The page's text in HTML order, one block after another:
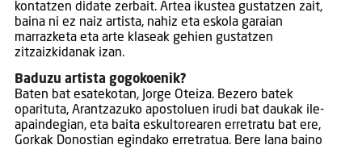
kontatzen didate zerbait. Artea ikustea gustatzen zait,
baina ni ez naiz artista, nahiz eta eskola garaian
marrazketa eta arte klaseak gehien gustatzen
zitzaizkidanak izan.
Baduzu artista gogokoenik?
Baten bat esatekotan, Jorge Oteiza. Bezero batek
oparituta, Arantzazuko apostoluen irudi bat daukak ile-
apaindegian, eta baita eskultorearen erretratu bat ere,
Gorkak Donostian egindako erretratua. Bere lana baino